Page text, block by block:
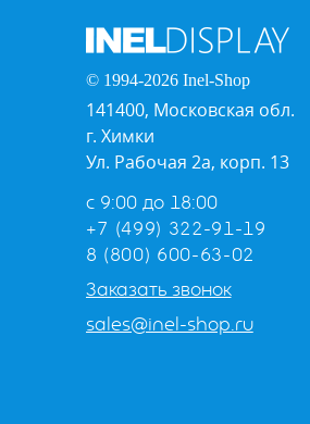
© 1994-2026 Inel-Shop
141400, Московская обл.
г. Химки
Ул. Рабочая 2а, корп. 13
с 9:00 до 18:00
+7 (499) 322-91-19
8 (800) 600-63-02
Заказать звонок
sales@inel-shop.ru